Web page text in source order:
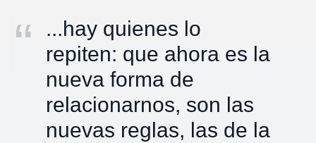
...hay quienes lo
repiten: que ahora es la
nueva forma de
relacionarnos, son las
nuevas reglas, las de la